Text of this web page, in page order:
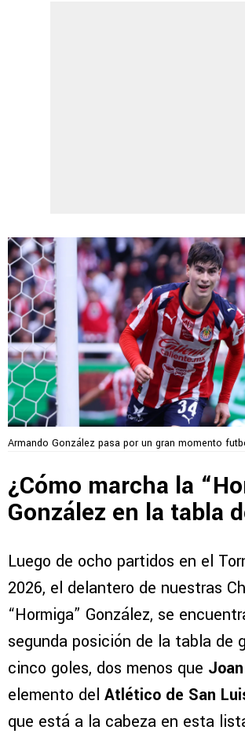
Armando González pasa por un gran momento
¿Cómo marcha la
González en la tabla
Luego de ocho partidos en el
2026, el delantero de nuestras
“Hormiga” González, se
segunda posición de la tabla de
cinco goles, dos menos que
elemento del Atlético de San
que está a la cabeza en esta